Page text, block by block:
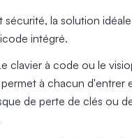
> Boites aux lettres/
> Plaque et numéro
garde-corps
pergolas / carports
> La marque
> RSE - Achat responsable
la solution
intégré.
clavier à code ou le
à chacun d'entrer
de perte de clés ou